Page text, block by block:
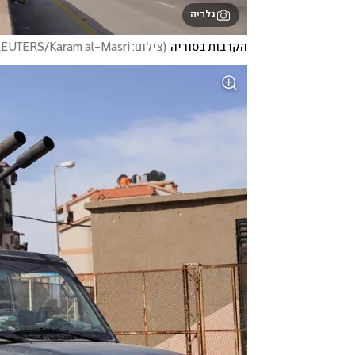
גלריה
הקרבות בסוריה (צילום: REUTERS/Karam al-Masri